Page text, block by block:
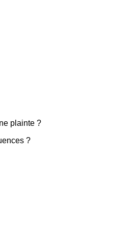
plainte ?
?